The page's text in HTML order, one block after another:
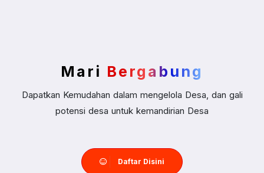
Mari Bergabung
Dapatkan Kemudahan dalam mengelola Desa, dan gali
potensi desa untuk kemandirian Desa
Daftar Disini